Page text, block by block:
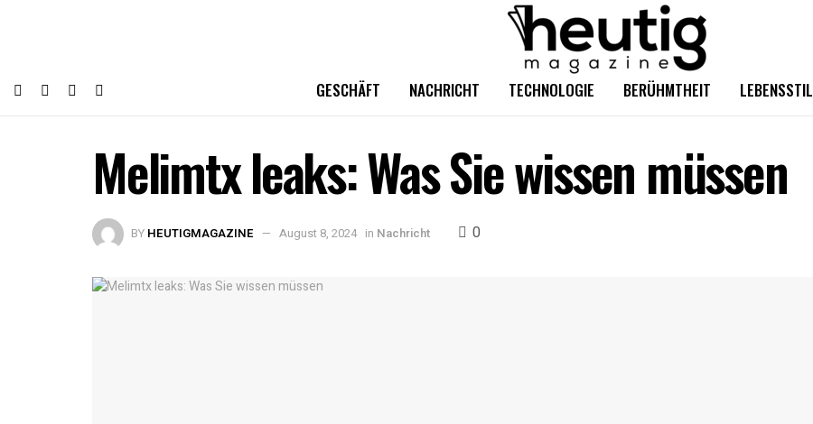
GESCHÄFT NACHRICHT TECHNOLOGIE BERÜHMTHEIT LEBENSSTIL
Melimtx leaks: Was Sie wissen müssen
BY HEUTIGMAGAZINE August 8, 2024 in Nachricht 0